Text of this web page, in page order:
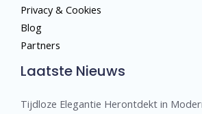
Privacy & Cookies
Blog
Partners
Laatste Nieuws
Tijdloze Elegantie Herontdekt in